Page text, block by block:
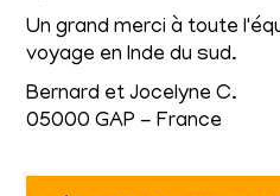
Un grand merci à toute
voyage en Inde du sud.
Bernard et Jocelyne C.
05000 GAP - France